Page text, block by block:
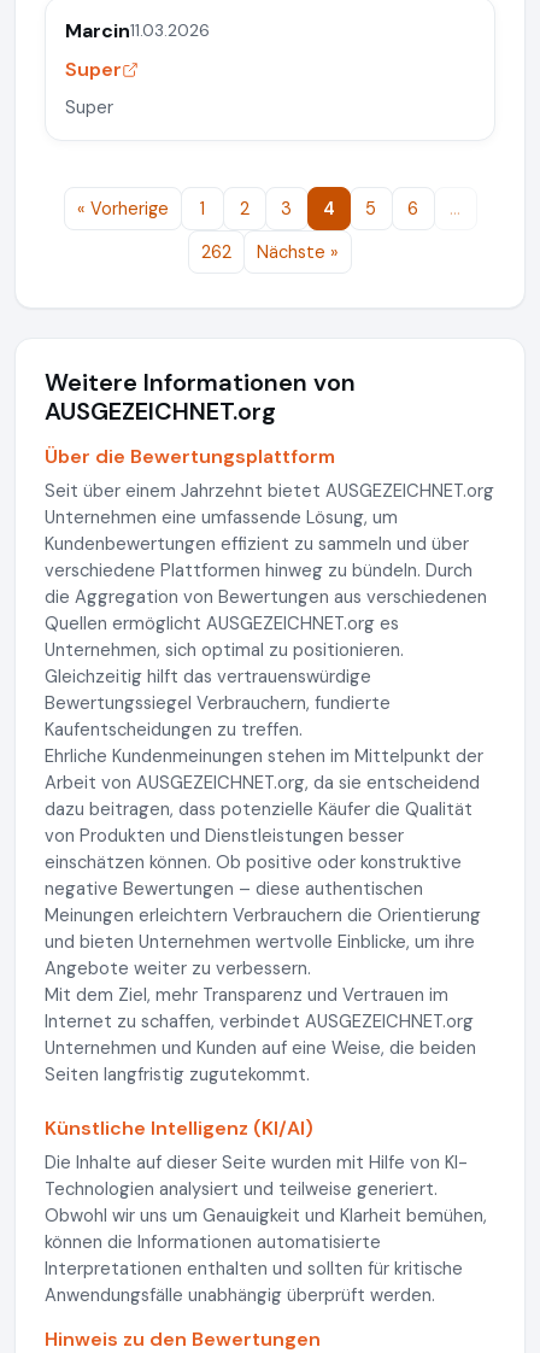
Marcin11.03.2026
Super
Super
« Vorherige 1 2 3 4 5 6
…
262
Nächste »
Weitere Informationen von
AUSGEZEICHNET.org
Über die Bewertungsplattform
Seit über einem Jahrzehnt bietet AUSGEZEICHNET.org
Unternehmen eine umfassende Lösung, um
Kundenbewertungen effizient zu sammeln und über
verschiedene Plattformen hinweg zu bündeln. Durch
die Aggregation von Bewertungen aus verschiedenen
Quellen ermöglicht AUSGEZEICHNET.org es
Unternehmen, sich optimal zu positionieren.
Gleichzeitig hilft das vertrauenswürdige
Bewertungssiegel Verbrauchern, fundierte
Kaufentscheidungen zu treffen.
Ehrliche Kundenmeinungen stehen im Mittelpunkt der
Arbeit von AUSGEZEICHNET.org, da sie entscheidend
dazu beitragen, dass potenzielle Käufer die Qualität
von Produkten und Dienstleistungen besser
einschätzen können. Ob positive oder konstruktive
negative Bewertungen – diese authentischen
Meinungen erleichtern Verbrauchern die Orientierung
und bieten Unternehmen wertvolle Einblicke, um ihre
Angebote weiter zu verbessern.
Mit dem Ziel, mehr Transparenz und Vertrauen im
Internet zu schaffen, verbindet AUSGEZEICHNET.org
Unternehmen und Kunden auf eine Weise, die beiden
Seiten langfristig zugutekommt.
Künstliche Intelligenz (KI/AI)
Die Inhalte auf dieser Seite wurden mit Hilfe von KI-
Technologien analysiert und teilweise generiert.
Obwohl wir uns um Genauigkeit und Klarheit bemühen,
können die Informationen automatisierte
Interpretationen enthalten und sollten für kritische
Anwendungsfälle unabhängig überprüft werden.
Hinweis zu den Bewertungen